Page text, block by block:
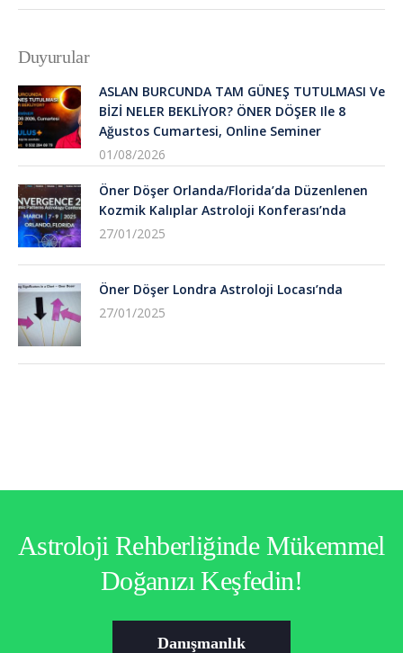
Duyurular
ASLAN BURCUNDA TAM GÜNEŞ TUTULMASI Ve
BİZİ NELER BEKLİYOR? ÖNER DÖŞER Ile 8
Ağustos Cumartesi, Online Seminer
01/08/2026
Öner Döşer Orlanda/Florida’da Düzenlenen
Kozmik Kalıplar Astroloji Konferası’nda
27/01/2025
Öner Döşer Londra Astroloji Locası’nda
27/01/2025
Astroloji Rehberliğinde Mükemmel
Doğanızı Keşfedin!
Danışmanlık